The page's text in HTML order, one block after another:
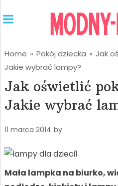
Home » Pokój dziecka » Jak
Jakie wybrać lampy?
Jak oświetlić
Jakie wybrać
11 marca 2014 by
Mała lampka na biurko,